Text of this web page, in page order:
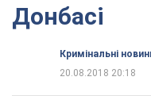
Донбасі
Кримінальні
20.08.2018 20:18